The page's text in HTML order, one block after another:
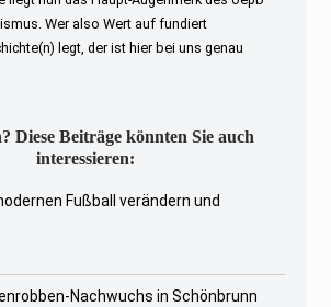
Wer also Wert auf fundiert
legt, der ist hier bei uns genau
Diese Beiträge könnten Sie auch
interessieren:
Fußball verändern und
Nachwuchs in Schönbrunn